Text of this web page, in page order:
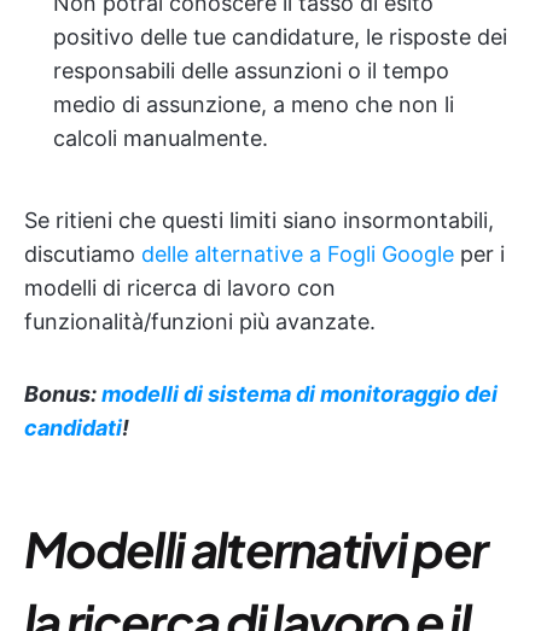
positivo delle tue candidature, le risposte dei
responsabili delle assunzioni o il tempo
medio di assunzione, a meno che non li
calcoli manualmente.
Se ritieni che questi limiti siano insormontabili,
discutiamo delle alternative a Fogli Google per i
modelli di ricerca di lavoro con
funzionalità/funzioni più avanzate.
Bonus:modelli di sistema di monitoraggio dei
candidati!
Modelli alternativi per